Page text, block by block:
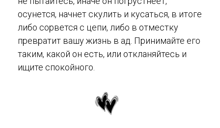
осунется, начнет скулить и кусаться, в итоге
либо сорвется с цепи, либо в отместку
превратит вашу жизнь в ад. Принимайте его
таким, какой он есть, или откланяйтесь и
ищите спокойного.